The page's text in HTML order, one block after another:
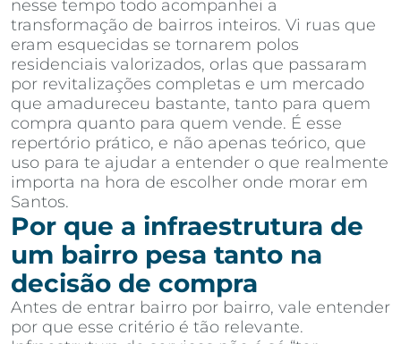
nesse tempo todo acompanhei a
transformação de bairros inteiros. Vi ruas que
eram esquecidas se tornarem polos
residenciais valorizados, orlas que passaram
por revitalizações completas e um mercado
que amadureceu bastante, tanto para quem
compra quanto para quem vende. É esse
repertório prático, e não apenas teórico, que
uso para te ajudar a entender o que realmente
importa na hora de escolher onde morar em
Santos.
Por que a infraestrutura de
um bairro pesa tanto na
decisão de compra
Antes de entrar bairro por bairro, vale entender
por que esse critério é tão relevante.